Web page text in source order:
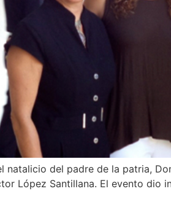
natalicio del padre de la patria,
López Santillana. El evento dio